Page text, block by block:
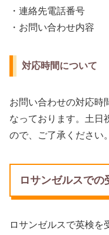
・連絡先電話番号
・お問い合わせ内容
対応時間について
お問い合わせの対応時
なっております。土日
ので、ご了承ください。
ロサンゼルスでの
ロサンゼルスで英検を